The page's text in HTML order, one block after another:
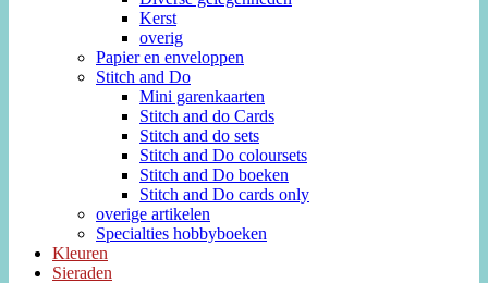
Kerst
overig
Papier en enveloppen
Stitch and Do
Mini garenkaarten
Stitch and do Cards
Stitch and do sets
Stitch and Do coloursets
Stitch and Do boeken
Stitch and Do cards only
overige artikelen
Specialties hobbyboeken
Kleuren
Sieraden